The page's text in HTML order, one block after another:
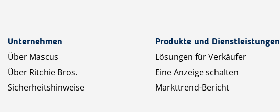
Unternehmen
Über Mascus
Über Ritchie Bros.
Sicherheitshinweise
Produkte und Dienstleistungen
Lösungen für Verkäufer
Eine Anzeige schalten
Markttrend-Bericht